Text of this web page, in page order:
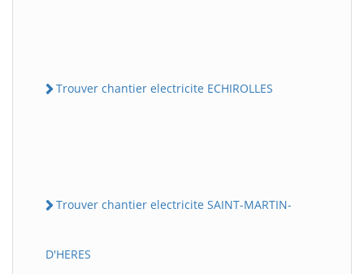
Trouver chantier electricite ECHIROLLES
Trouver chantier electricite SAINT-MARTIN-
D'HERES